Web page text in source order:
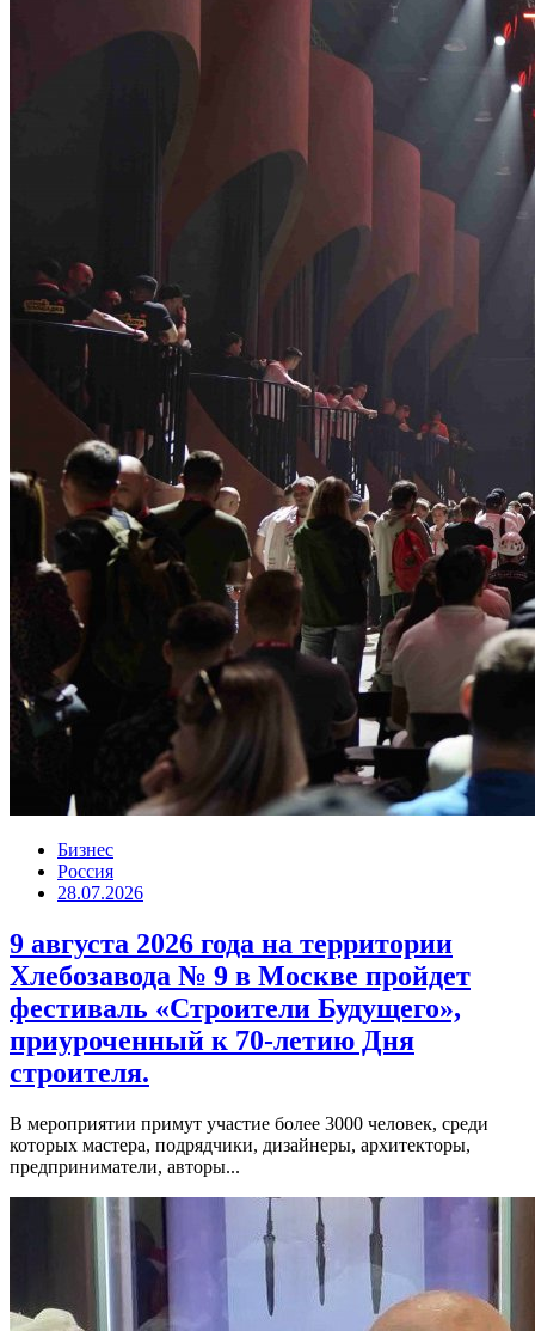
Бизнес
Россия
28.07.2026
9 августа 2026 года на территории
Хлебозавода № 9 в Москве пройдет
фестиваль «Строители Будущего»,
приуроченный к 70-летию Дня
строителя.
В мероприятии примут участие более 3000 человек, среди
которых мастера, подрядчики, дизайнеры, архитекторы,
предприниматели, авторы...